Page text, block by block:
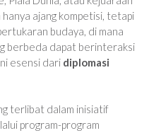
ajang kompetisi, tetapi
budaya, di mana
berbeda dapat berinteraksi
esensi dari diplomasi
terlibat dalam inisiatif
program-program